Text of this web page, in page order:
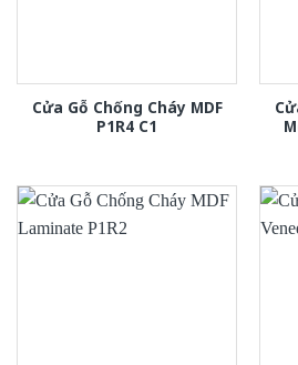
Cửa Gỗ Chống Cháy MDF
P1R4 C1